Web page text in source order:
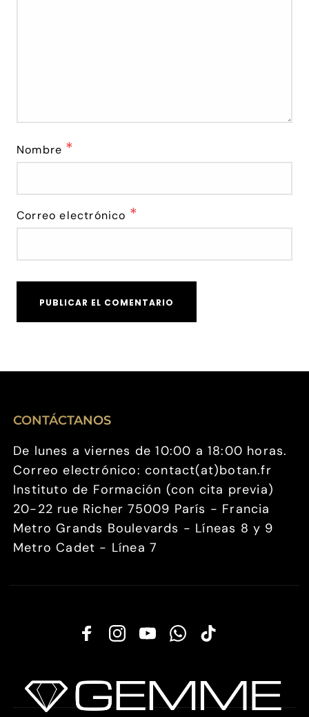
Nombre *
Correo electrónico *
CONTÁCTANOS
De lunes a viernes de 10:00 a 18:00 horas.
Correo electrónico: contact(at)botan.fr
Instituto de Formación (con cita previa)
20-22 rue Richer 75009 París - Francia
Metro Grands Boulevards - Líneas 8 y 9
Metro Cadet - Línea 7